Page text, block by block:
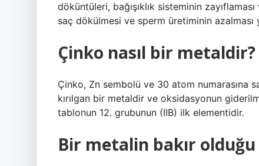
döküntüleri, bağışıklık sisteminin
saç dökülmesi ve sperm üretiminin azalması
Çinko nasıl bir metaldir?
Çinko, Zn sembolü ve 30 atom numarasına
kırılgan bir metaldir ve oksidasyonun
tablonun 12. grubunun (IIB) ilk elementidir.
Bir metalin bakır olduğu